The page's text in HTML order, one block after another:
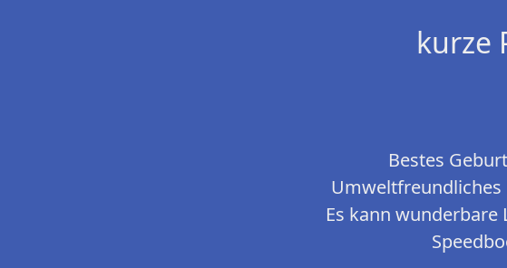
kurze
Bestes
Umweltfreundliches
Es kann